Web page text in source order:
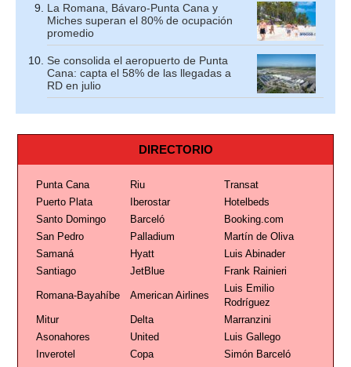
La Romana, Bávaro-Punta Cana y
Miches superan el 80% de ocupación
promedio
Se consolida el aeropuerto de Punta
Cana: capta el 58% de las llegadas a
RD en julio
DIRECTORIO
Punta Cana Riu
Transat
Puerto Plata
Iberostar
Hotelbeds
Santo Domingo
Barceló
Booking.com
San Pedro
Palladium
Martín de Oliva
Samaná
Hyatt
Luis Abinader
Santiago
JetBlue Frank Rainieri
Romana-Bayahíbe American Airlines
Luis Emilio
Rodríguez
Mitur
Delta
Marranzini
Asonahores
United
Luis Gallego
Inverotel
Copa
Simón Barceló